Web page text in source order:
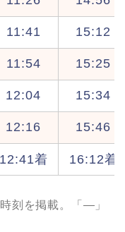
11:41 15:12
11:54 15:25
12:04 15:34
12:16 15:46
12:41着 16:12着
刻を掲載。「—」